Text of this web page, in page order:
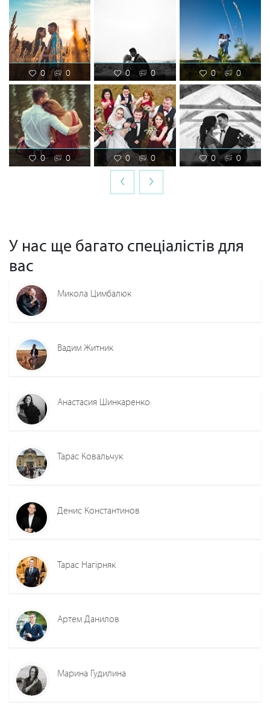
0 0 0 0 0 0
0 0 0 0 0 0
‹ ›
У нас ще багато спеціалістів для
вас
Микола Цимбалюк
Вадим Житник
Анастасия Шинкаренко
Тарас Ковальчук
Денис Константинов
Тарас Нагірняк
Артем Данилов
Марина Гудилина